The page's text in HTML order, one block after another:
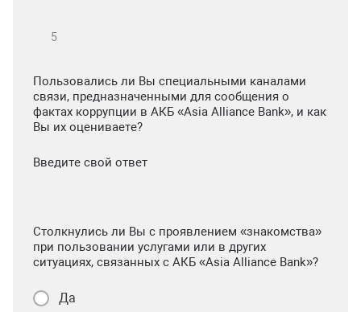
Пользовались ли Вы специальными каналами
связи, предназначенными для сообщения о
фактах коррупции в АКБ «Asia Alliance Bank», и как
Вы их оцениваете?
Введите свой ответ
Столкнулись ли Вы с проявлением «знакомства»
при пользовании услугами или в других
ситуациях, связанных с АКБ «Asia Alliance Bank»?
Да